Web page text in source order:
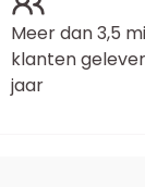
Meer dan 3,5
klanten
jaar